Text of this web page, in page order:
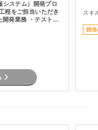
システム）開発プロ
程をご担当いただき
発業務 ・テスト実
での開発 ・結合工
スキ
担当